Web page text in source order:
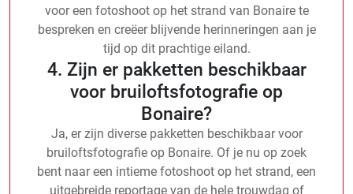
voor een fotoshoot op het strand van Bonaire te
bespreken en creëer blijvende herinneringen aan je
tijd op dit prachtige eiland.
4. Zijn er pakketten beschikbaar
voor bruiloftsfotografie op
Bonaire?
Ja, er zijn diverse pakketten beschikbaar voor
bruiloftsfotografie op Bonaire. Of je nu op zoek
bent naar een intieme fotoshoot op het strand, een
uitgebreide reportage van de hele trouwdag of